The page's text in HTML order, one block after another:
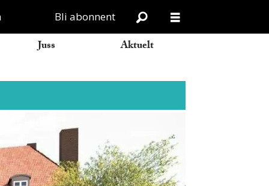
Bli abonnent
Juss Aktuelt